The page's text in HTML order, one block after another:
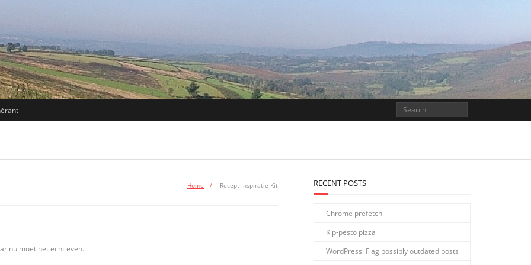
Home / Recept Inspiratie Kit
nu moet het echt even.
RECENT POSTS
Chrome prefetch
Kip-pesto pizza
WordPress: Flag possibly outdated posts